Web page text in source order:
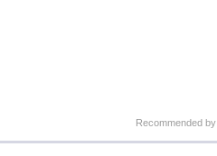
Recommended by